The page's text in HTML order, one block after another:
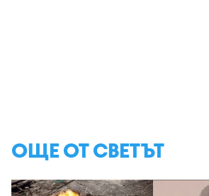
ОЩЕ ОТ СВЕТЪТ